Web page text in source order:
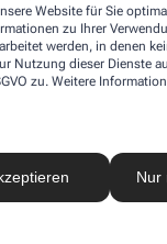
Website für Sie
zu Ihrer
werden, in denen
Nutzung dieser Dienste
zu. Weitere
Nur
Größen
Sanft zu
schonen